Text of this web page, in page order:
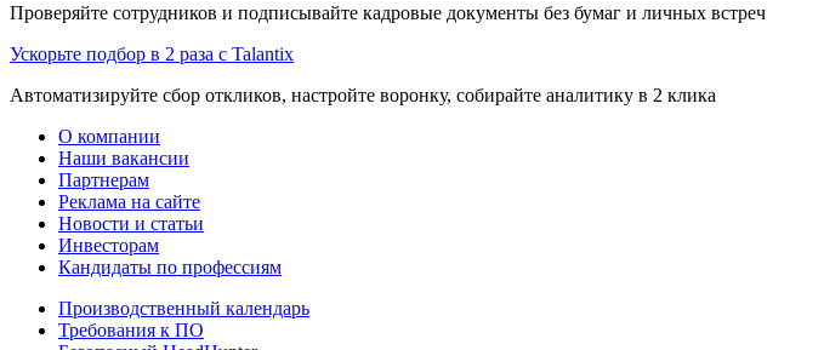
Проверяйте сотрудников и подписывайте кадровые документы без бумаг и личных встреч
Ускорьте подбор в 2 раза с Talantix
Автоматизируйте сбор откликов, настройте воронку, собирайте аналитику в 2 клика
О компании
Наши вакансии
Партнерам
Реклама на сайте
Новости и статьи
Инвесторам
Кандидаты по профессиям
Производственный календарь
Требования к ПО